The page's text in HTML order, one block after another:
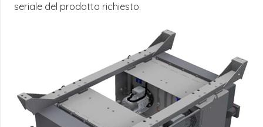
seriale del prodotto richiesto.